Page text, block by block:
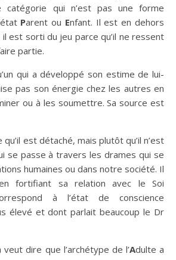
catégorie qui n’est pas une forme
Parent ou Enfant. Il est en dehors
est sorti du jeu parce qu’il ne ressent
partie.
qui a développé son estime de lui-
pas son énergie chez les autres en
ou à les soumettre. Sa source est
est détaché, mais plutôt qu’il n’est
se passe à travers les drames qui se
humaines ou dans notre société. Il
fortifiant sa relation avec le Soi
à l’état de conscience
élevé et dont parlait beaucoup le Dr
dire que l’archétype de l’Adulte a